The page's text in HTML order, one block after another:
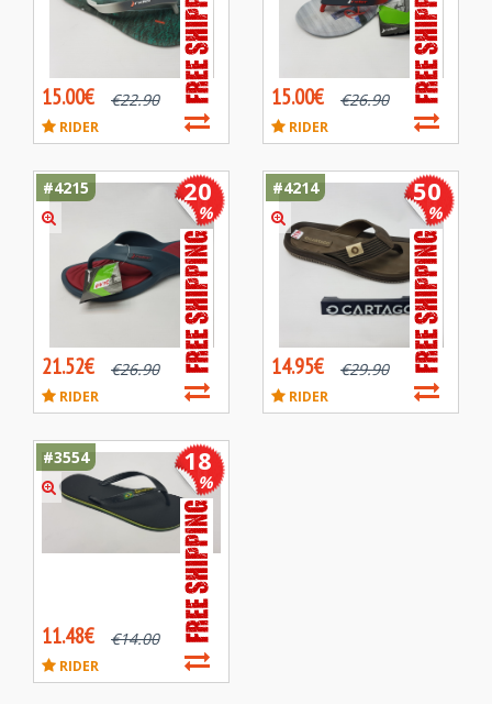
15.00€ €22.90
RIDER
15.00€ €26.90
RIDER
21.52€ €26.90
RIDER
#4215 20
%
14.95€ €29.90
RIDER
#4214 50
%
11.48€ €14.00
RIDER
#3554 18
%